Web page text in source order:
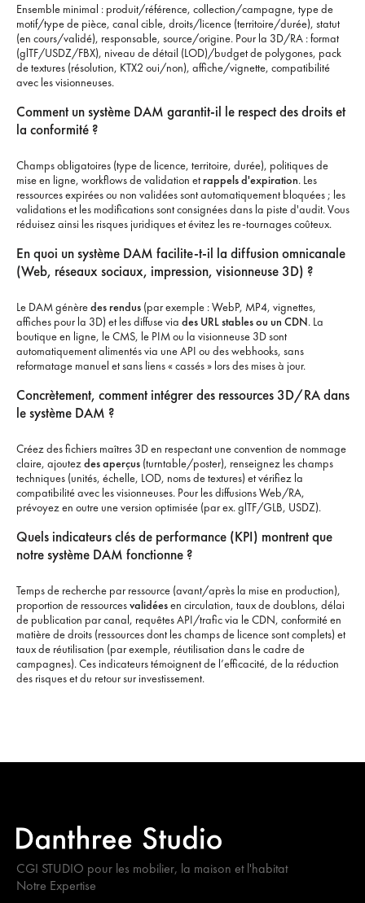
Ensemble minimal : produit/référence, collection/campagne, type de
motif/type de pièce, canal cible, droits/licence (territoire/durée), statut
(en cours/validé), responsable, source/origine. Pour la 3D/RA : format
(glTF/USDZ/FBX), niveau de détail (LOD)/budget de polygones, pack
de textures (résolution, KTX2 oui/non), affiche/vignette, compatibilité
avec les visionneuses.
Comment un système DAM garantit-il le respect des droits et
la conformité ?
Champs obligatoires (type de licence, territoire, durée), politiques de
mise en ligne, workflows de validation etrappels d'expiration. Les
ressources expirées ou non validées sont automatiquement bloquées ; les
validations et les modifications sont consignées dans la piste d'audit. Vous
réduisez ainsi les risques juridiques et évitez les re-tournages coûteux.
En quoi un système DAM facilite-t-il la diffusion omnicanale
(Web, réseaux sociaux, impression, visionneuse 3D) ?
Le DAM génèredes rendus(par exemple : WebP, MP4, vignettes,
affiches pour la 3D) et les diffuse via des URL stables ou un CDN. La
boutique en ligne, le CMS, le PIM ou la visionneuse 3D sont
automatiquement alimentés via une API ou des webhooks, sans
reformatage manuel et sans liens « cassés » lors des mises à jour.
Concrètement, comment intégrer des ressources 3D/RA dans
le système DAM ?
Créez des fichiers maîtres 3D en respectant une convention de nommage
claire, ajoutezdes aperçus(turntable/poster), renseignez les champs
techniques (unités, échelle, LOD, noms de textures) et vérifiez la
compatibilité avec les visionneuses. Pour les diffusions Web/RA,
prévoyez en outre une version optimisée (par ex. glTF/GLB, USDZ).
Quels indicateurs clés de performance (KPI) montrent que
notre système DAM fonctionne ?
Temps de recherche par ressource (avant/après la mise en production),
proportion de ressourcesvalidéesen circulation, taux de doublons, délai
de publication par canal, requêtes API/trafic via le CDN, conformité en
matière de droits (ressources dont les champs de licence sont complets) et
taux de réutilisation (par exemple, réutilisation dans le cadre de
campagnes). Ces indicateurs témoignent de l’efficacité, de la réduction
des risques et du retour sur investissement.
CGI STUDIO pour les mobilier, la maison et l'habitat
Notre Expertise